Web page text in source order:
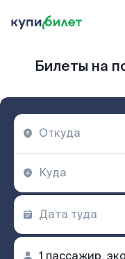
Билеты на